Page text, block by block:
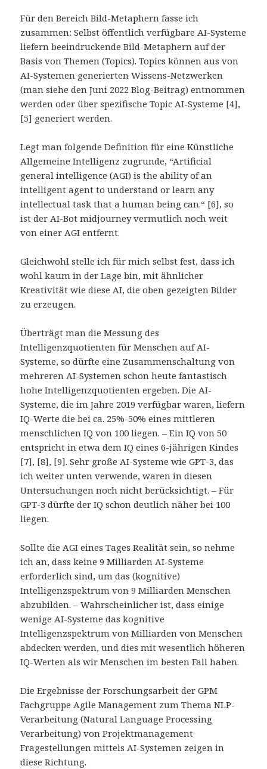
Für den Bereich Bild-Metaphern fasse ich
zusammen: Selbst öffentlich verfügbare AI-Systeme
liefern beeindruckende Bild-Metaphern auf der
Basis von Themen (Topics). Topics können aus von
AI-Systemen generierten Wissens-Netzwerken
(man siehe den Juni 2022 Blog-Beitrag) entnommen
werden oder über spezifische Topic AI-Systeme [4],
[5] generiert werden.
Legt man folgende Definition für eine Künstliche
Allgemeine Intelligenz zugrunde, “Artificial
general intelligence (AGI) is the ability of an
intelligent agent to understand or learn any
intellectual task that a human being can.“ [6], so
ist der AI-Bot midjourney vermutlich noch weit
von einer AGI entfernt.
Gleichwohl stelle ich für mich selbst fest, dass ich
wohl kaum in der Lage bin, mit ähnlicher
Kreativität wie diese AI, die oben gezeigten Bilder
zu erzeugen.
Überträgt man die Messung des
Intelligenzquotienten für Menschen auf AI-
Systeme, so dürfte eine Zusammenschaltung von
mehreren AI-Systemen schon heute fantastisch
hohe Intelligenzquotienten ergeben. Die AI-
Systeme, die im Jahre 2019 verfügbar waren, liefern
IQ-Werte die bei ca. 25%-50% eines mittleren
menschlichen IQ von 100 liegen. – Ein IQ von 50
entspricht in etwa dem IQ eines 6-jährigen Kindes
[7], [8], [9]. Sehr große AI-Systeme wie GPT-3, das
ich weiter unten verwende, waren in diesen
Untersuchungen noch nicht berücksichtigt. – Für
GPT-3 dürfte der IQ schon deutlich näher bei 100
liegen.
Sollte die AGI eines Tages Realität sein, so nehme
ich an, dass keine 9 Milliarden AI-Systeme
erforderlich sind, um das (kognitive)
Intelligenzspektrum von 9 Milliarden Menschen
abzubilden. – Wahrscheinlicher ist, dass einige
wenige AI-Systeme das kognitive
Intelligenzspektrum von Milliarden von Menschen
abdecken werden, und dies mit wesentlich höheren
IQ-Werten als wir Menschen im besten Fall haben.
Die Ergebnisse der Forschungsarbeit der GPM
Fachgruppe Agile Management zum Thema NLP-
Verarbeitung (Natural Language Processing
Verarbeitung) von Projektmanagement
Fragestellungen mittels AI-Systemen zeigen in
diese Richtung.